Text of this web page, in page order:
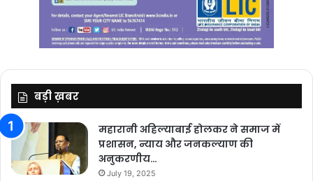
बड़ी ख़बर
महारानी अहिल्याबाई होलकर ने समाज में
प्रशासन, न्याय और जनकल्याण की
अनुकरणीय…
July 19, 2025